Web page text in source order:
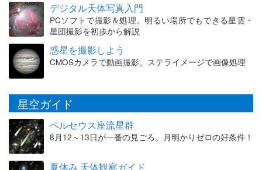
デジタル天体写真入門
PCソフトで撮影＆処理。明るい場所でもできる星雲・
星団撮影を初歩から解説
惑星を撮影しよう
CMOSカメラで動画撮影、ステライメージで画像処理
星空ガイド
ペルセウス座流星群
8月12～13日が一番の見ごろ。月明かりゼロの好条件！
夏休み 天体観察ガイド